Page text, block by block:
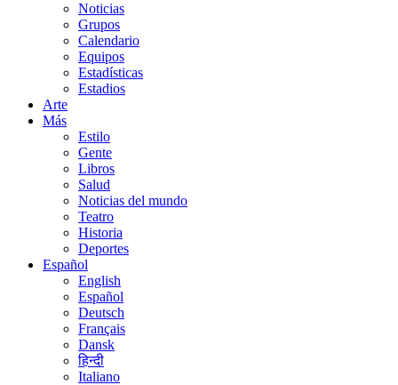
Noticias
Grupos
Calendario
Equipos
Estadísticas
Estadios
Arte
Más
Estilo
Gente
Libros
Salud
Noticias del mundo
Teatro
Historia
Deportes
Español
English
Español
Deutsch
Français
Dansk
हिन्दी
Italiano